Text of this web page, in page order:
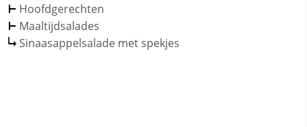
Hoofdgerechten
Maaltijdsalades
Sinaasappelsalade met spekjes